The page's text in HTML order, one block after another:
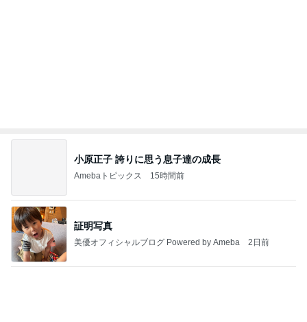
小原正子 誇りに思う息子達の成長
Amebaトピックス 15時間前
証明写真
美優オフィシャルブログ Powered by Ameba 2日前